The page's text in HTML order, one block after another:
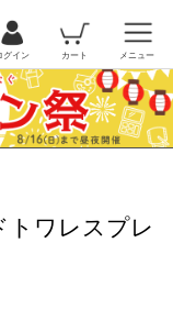
グイン カート メニュー
トワレスプレ